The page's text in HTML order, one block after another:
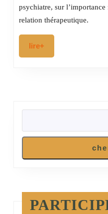
psychiatre, sur
relation thérapeutique.
lire+